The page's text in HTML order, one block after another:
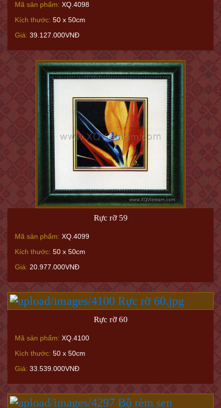
Mã sản phẩm: XQ.4098
Kích thước: 50 x 50cm
Giá: 39.127.000VNĐ
Rực rỡ 59
Mã sản phẩm: XQ.4099
Kích thước: 50 x 50cm
Giá: 20.977.000VNĐ
Rực rỡ 60
Mã sản phẩm: XQ.4100
Kích thước: 50 x 50cm
Giá: 33.539.000VNĐ